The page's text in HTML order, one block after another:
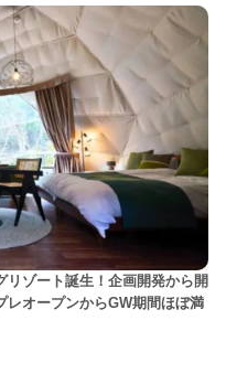
リゾート誕生！企画開発から開
レオープンからGW期間ほぼ満